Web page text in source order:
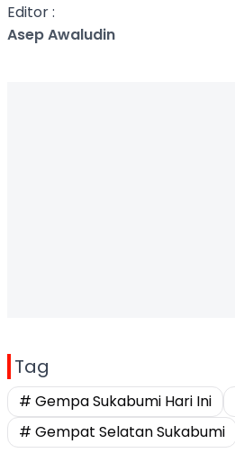
Editor :
Asep Awaludin
Tag
# Gempa Sukabumi Hari Ini
# Gempat Selatan Sukabumi